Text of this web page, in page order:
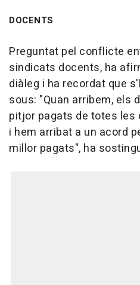
DOCENTS
Preguntat pel conflicte
sindicats docents, ha
diàleg i ha recordat que
sous: "Quan arribem, els
pitjor pagats de totes
i hem arribat a un acord
millor pagats", ha